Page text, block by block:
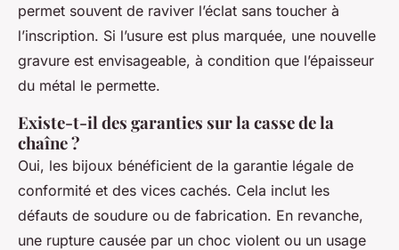
permet souvent de raviver l’éclat sans toucher à
l’inscription. Si l’usure est plus marquée, une nouvelle
gravure est envisageable, à condition que l’épaisseur
du métal le permette.
Existe-t-il des garanties sur la casse de la
chaîne ?
Oui, les bijoux bénéficient de la garantie légale de
conformité et des vices cachés. Cela inclut les
défauts de soudure ou de fabrication. En revanche,
une rupture causée par un choc violent ou un usage